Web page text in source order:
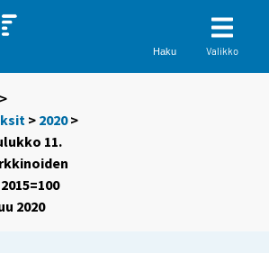
Haku Valikko
>
> 2020>
11.
2020